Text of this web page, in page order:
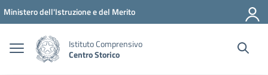
Vai ai contenuti
Vai al menu di navigazione
Vai al footer
Ministero dell'Istruzione e del Merito
Istituto Comprensivo
Centro Storico